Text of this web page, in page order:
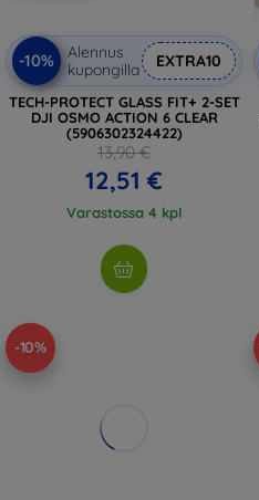
-10%
Alennus
kupongilla
EXTRA10
TECH-PROTECT GLASS FIT+ 2-SET
DJI OSMO ACTION 6 CLEAR
(5906302324422)
13,90 €
12,51 €
Varastossa 4 kpl
-10%